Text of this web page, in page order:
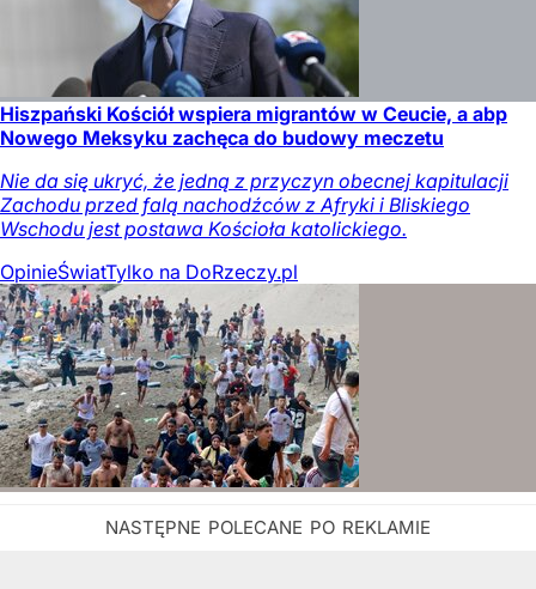
Hiszpański Kościół wspiera migrantów w Ceucie, a abp
Nowego Meksyku zachęca do budowy meczetu
Nie da się ukryć, że jedną z przyczyn obecnej kapitulacji
Zachodu przed falą nachodźców z Afryki i Bliskiego
Wschodu jest postawa Kościoła katolickiego.
OpinieŚwiatTylko na DoRzeczy.pl